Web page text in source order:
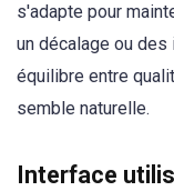
s'adapte pour
un décalage ou des
équilibre entre
semble naturelle.
Interface